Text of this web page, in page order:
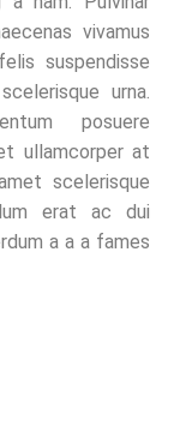
vivamus
suspendisse
urna.
posuere
ullamcorper at
scelerisque
erat ac dui
a a a fames